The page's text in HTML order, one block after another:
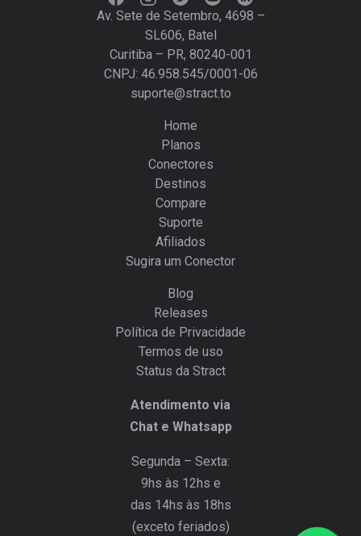
Av. Sete de Setembro, 4698 –
SL606, Batel
Curitiba – PR, 80240-001
CNPJ: 46.958.545/0001-06
suporte@stract.to
Home
Planos
Conectores
Destinos
Compare
Suporte
Afiliados
Sugira um Conector
Blog
Releases
Política de Privacidade
Termos de uso
Status da Stract
Atendimento via
Chat e Whatsapp
Segunda – Sexta:
9hs às 12hs e
das 14hs às 18hs
(exceto feriados)